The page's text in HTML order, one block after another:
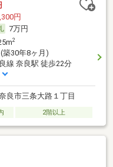
円
7万円
2
築30年8ヶ月)
線 奈良駅 徒歩22分
良市三条大路１丁目
2階以上